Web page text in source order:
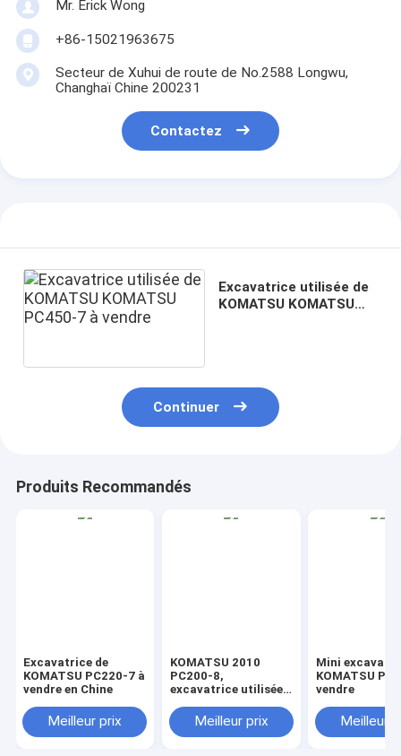
Mr. Erick Wong
+86-15021963675
Secteur de Xuhui de route de No.2588 Longwu,
Changhaï Chine 200231
Contactez
Excavatrice utilisée de
KOMATSU KOMATSU
Continuer
Produits Recommandés
Excavatrice de
KOMATSU PC220-7 à
vendre en Chine
Meilleur prix
KOMATSU 2010
PC200-8,
excavatrice utilisée
vendreMeilleur prix
Mini
KOMATSU
vendre
Meilleur